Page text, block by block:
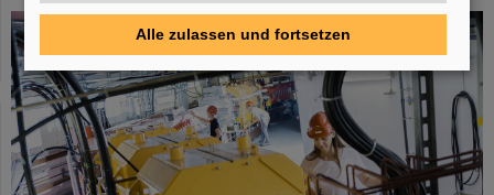
Alle zulassen und fortsetzen